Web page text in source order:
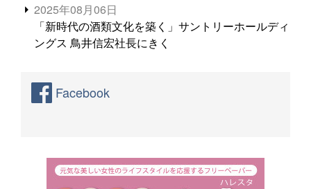
2025年08月06日
「新時代の酒類文化を築く」サントリーホールディ
ングス 鳥井信宏社長にきく
Facebook